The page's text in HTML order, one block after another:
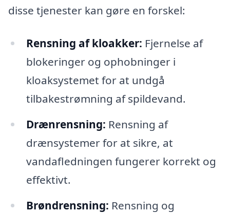
disse tjenester kan gøre en forskel:
Rensning af kloakker: Fjernelse af
blokeringer og ophobninger i
kloaksystemet for at undgå
tilbakestrømning af spildevand.
Drænrensning: Rensning af
drænsystemer for at sikre, at
vandafledningen fungerer korrekt og
effektivt.
Brøndrensning: Rensning og